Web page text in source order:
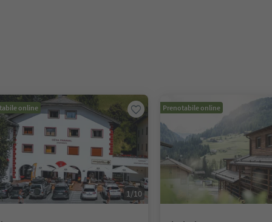
online
1/10
Prenotabile online